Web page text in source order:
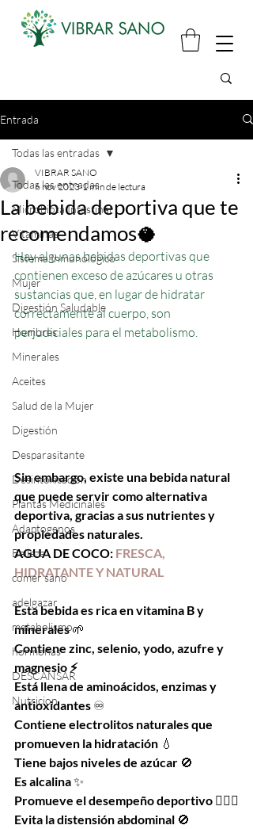
Entrada
Todas las entradas
Microbiota Intestinal
Vitaminas
Sistema Inmunológico
Mujer
Digestión Saludable
Hombres
Minerales
Aceites
Salud de la Mujer
Digestión
Desparasitante
Desintoxicación
Plantas Medicinales
Adaptogenos
Belleza
comer sano
adelgazar
metabolismo
hormonas
DESCANSAR
Nutricion
Todas las entradas
La bebida deportiva que te
recomendamos🥥
VIBRAR SANO
6 nov 2023 1 min de lectura
Hay algunas bebidas deportivas que
contienen exceso de azúcares u otras
sustancias que, en lugar de hidratar
correctamente al cuerpo, son
perjudiciales para el metabolismo.
Sin embargo, existe una bebida natural
que puede servir como alternativa
deportiva, gracias a sus nutrientes y
propiedades naturales.
AGUA DE COCO: FRESCA,
HIDRATANTE Y NATURAL
Esta bebida es rica en vitamina B y
minerales 🌱
Contiene zinc, selenio, yodo, azufre y
magnesio ⚡
Está llena de aminoácidos, enzimas y
antioxidantes ♾️
Contiene electrolitos naturales que
promueven la hidratación 💧
Tiene bajos niveles de azúcar 🚫
Es alcalina ✨
Promueve el desempeño deportivo 🤸🏻‍♀️
Evita la distensión abdominal 🚫